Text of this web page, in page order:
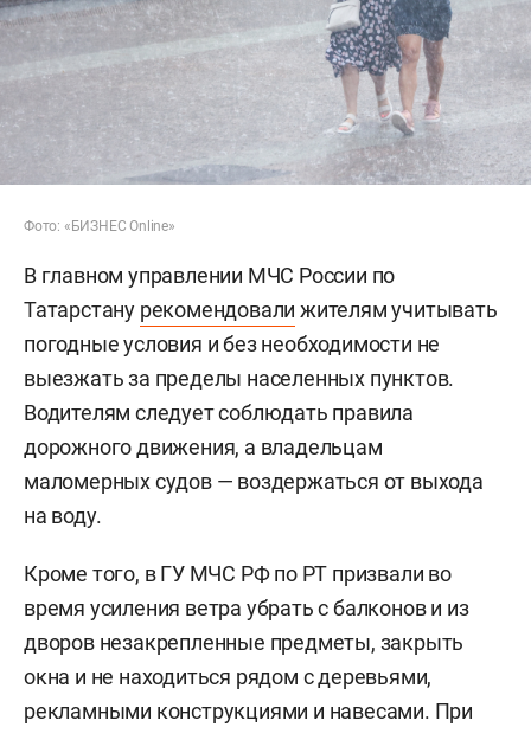
Фото: «БИЗНЕС Online»
В главном управлении МЧС России по
Татарстану рекомендовали жителям учитывать
погодные условия и без необходимости не
выезжать за пределы населенных пунктов.
Водителям следует соблюдать правила
дорожного движения, а владельцам
маломерных судов — воздержаться от выхода
на воду.
Кроме того, в ГУ МЧС РФ по РТ призвали во
время усиления ветра убрать с балконов и из
дворов незакрепленные предметы, закрыть
окна и не находиться рядом с деревьями,
рекламными конструкциями и навесами. При